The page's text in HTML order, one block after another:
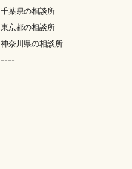
千葉県の相談所
東京都の相談所
神奈川県の相談所
----